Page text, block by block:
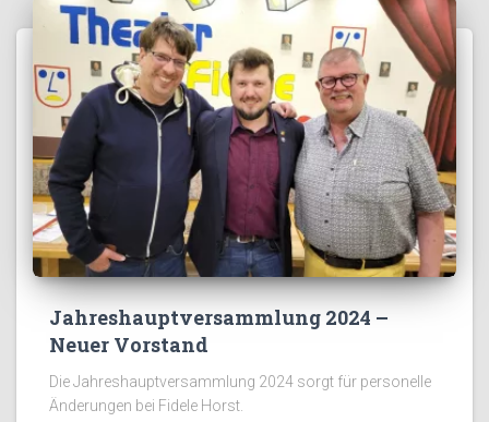
Jahreshauptversammlung 2024 –
Neuer Vorstand
Die Jahreshauptversammlung 2024 sorgt für personelle
Änderungen bei Fidele Horst.